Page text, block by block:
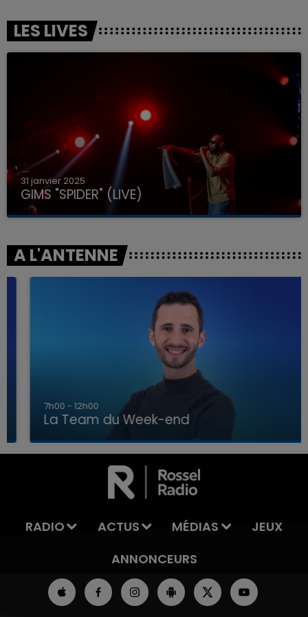
LA TEAM DU WEEK-END
LES LIVES
31 janvier 2025
GIMS "SPIDER" (LIVE)
A L'ANTENNE
7h00 - 12h00
La Team du Week-end
RADIO ACTUS MÉDIAS
JEUX
ANNONCEURS